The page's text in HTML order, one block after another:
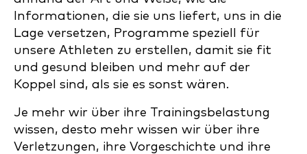
Informationen, die sie uns liefert, uns in die
Lage versetzen, Programme speziell für
unsere Athleten zu erstellen, damit sie fit
und gesund bleiben und mehr auf der
Koppel sind, als sie es sonst wären.
Je mehr wir über ihre Trainingsbelastung
wissen, desto mehr wissen wir über ihre
Verletzungen, ihre Vorgeschichte und ihre